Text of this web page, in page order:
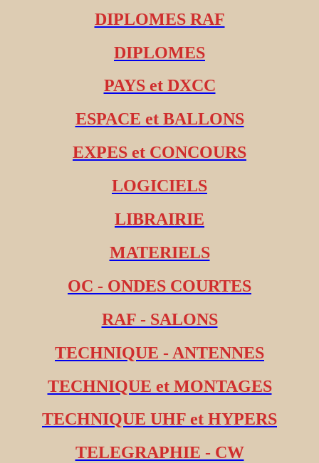
DIPLOMES RAF
DIPLOMES
PAYS et DXCC
ESPACE et BALLONS
EXPES et CONCOURS
LOGICIELS
LIBRAIRIE
MATERIELS
OC - ONDES COURTES
RAF - SALONS
TECHNIQUE - ANTENNES
TECHNIQUE et MONTAGES
TECHNIQUE UHF et HYPERS
TELEGRAPHIE - CW